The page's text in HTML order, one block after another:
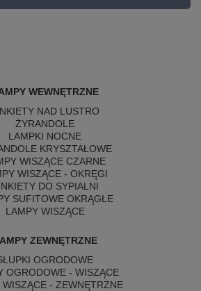
WEWNĘTRZNE
NAD LUSTRO
ŻYRANDOLE
LAMPKI NOCNE
KRYSZTAŁOWE
WISZĄCE CZARNE
WISZĄCE - OKRĘGI
DO SYPIALNI
SUFITOWE OKRĄGŁE
LAMPY WISZĄCE
ZEWNĘTRZNE
OGRODOWE
OGRODOWE - WISZĄCE
WISZĄCE - ZEWNĘTRZNE